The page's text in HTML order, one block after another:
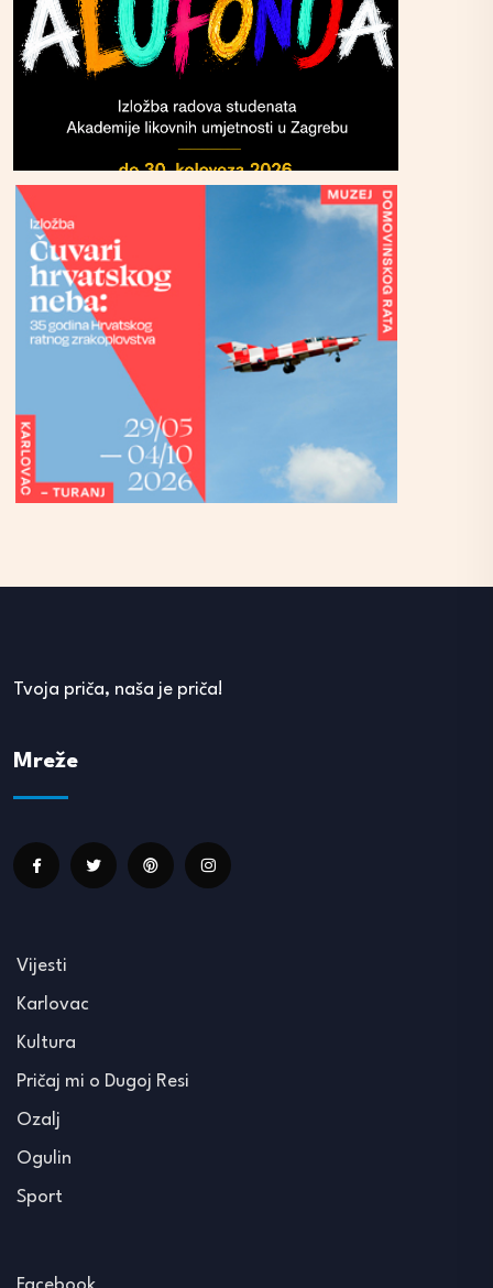
Tvoja priča, naša je priča!
Mreže
Vijesti
Karlovac
Kultura
Pričaj mi o Dugoj Resi
Ozalj
Ogulin
Sport